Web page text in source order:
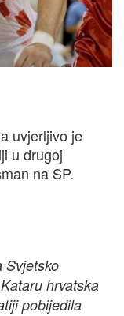
uvjerljivo je
u drugoj
na SP.
Svjetsko
hrvatska
pobijedila